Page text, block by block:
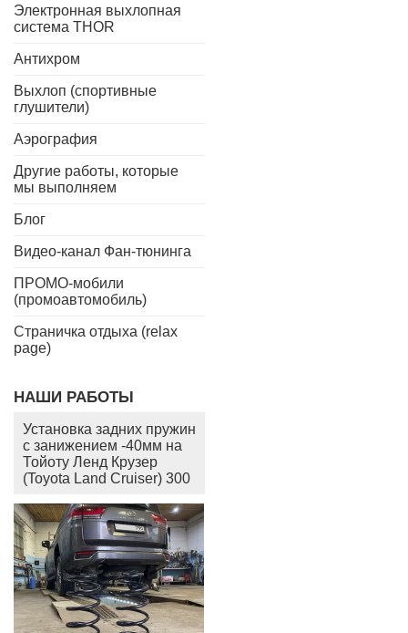
Электронная выхлопная
система THOR
Антихром
Выхлоп (спортивные
глушители)
Аэрография
Другие работы, которые
мы выполняем
Блог
Видео-канал Фан-тюнинга
ПРОМО-мобили
(промоавтомобиль)
Страничка отдыха (relax
page)
НАШИ РАБОТЫ
Установка задних пружин
с занижением -40мм на
Тойоту Ленд Крузер
(Toyota Land Cruiser) 300